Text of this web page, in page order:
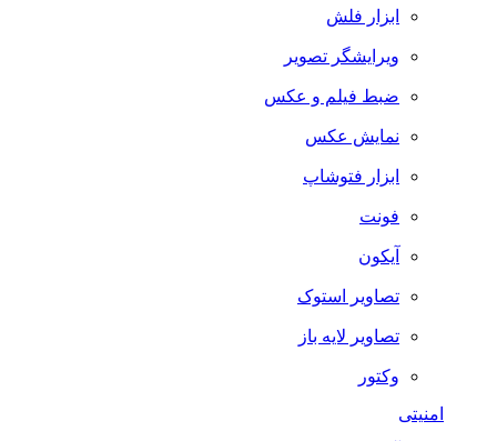
ابزار فلش
ویرایشگر تصویر
ضبط فيلم و عكس
نمایش عکس
ابزار فتوشاپ
فونت
آیکون
تصاویر استوک
تصاویر لایه باز
وکتور